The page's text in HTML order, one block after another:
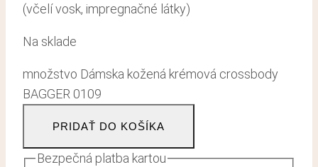
(včelí vosk, impregnačné látky)
Na sklade
množstvo Dámska kožená krémová crossbody
BAGGER 0109
PRIDAŤ DO KOŠÍKA
Bezpečná platba kartou